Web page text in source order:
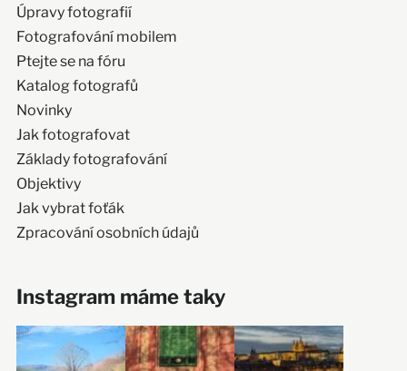
Úpravy fotografií
Fotografování mobilem
Ptejte se na fóru
Katalog fotografů
Novinky
Jak fotografovat
Základy fotografování
Objektivy
Jak vybrat foťák
Zpracování osobních údajů
Instagram máme taky